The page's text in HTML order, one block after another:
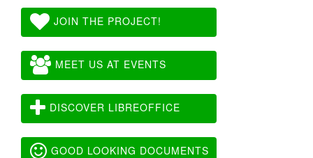
JOIN THE PROJECT!
MEET US AT EVENTS
DISCOVER LIBREOFFICE
GOOD LOOKING DOCUMENTS